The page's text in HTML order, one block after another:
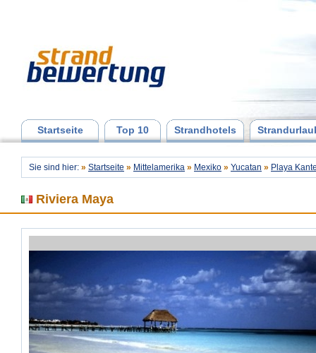
Startseite Top 10 Strandhotels
Sie sind hier: » Startseite » Mittelamerika » Mexiko » Yucatan » Playa
Riviera Maya